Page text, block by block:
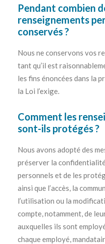
Pendant combien
renseignements
conservés ?
Nous ne conservons vos
tant qu’il est
les fins énoncées dans la
la Loi l’exige.
Comment les
sont-ils protégés ?
Nous avons adopté des
préserver la
personnels et de les
ainsi que l’accès, la
l’utilisation ou la
compte, notamment, de
auxquelles ils sont
chaque employé,